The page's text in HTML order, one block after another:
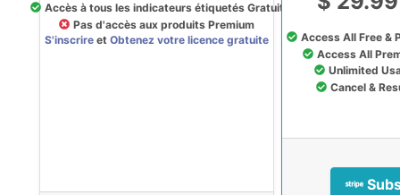
Accès à tous les indicateurs étiquetés Gratuit
Pas d'accès aux produits Premium
S'inscrire etObtenez votre licence gratuite
Access All Free &
Access All
Unlimited
Cancel &